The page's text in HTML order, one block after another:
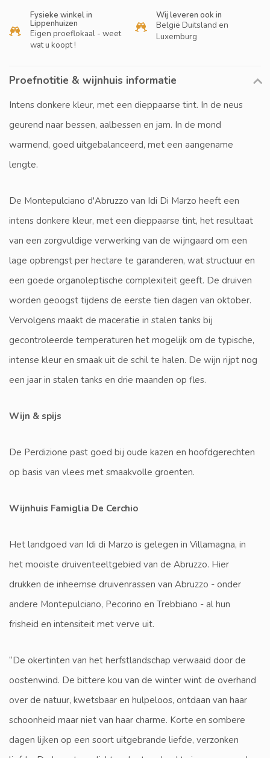
Fysieke winkel in
Lippenhuizen
Eigen proeflokaal - weet
wat u koopt !
Wij leveren ook in
België Duitsland en
Luxemburg
Proefnotitie & wijnhuis informatie
Intens donkere kleur, met een dieppaarse tint. In de neus
geurend naar bessen, aalbessen en jam. In de mond
warmend, goed uitgebalanceerd, met een aangename
lengte.
De Montepulciano d'Abruzzo van Idi Di Marzo heeft een
intens donkere kleur, met een dieppaarse tint, het resultaat
van een zorgvuldige verwerking van de wijngaard om een
lage opbrengst per hectare te garanderen, wat structuur en
een goede organoleptische complexiteit geeft. De druiven
worden geoogst tijdens de eerste tien dagen van oktober.
Vervolgens maakt de maceratie in stalen tanks bij
gecontroleerde temperaturen het mogelijk om de typische,
intense kleur en smaak uit de schil te halen. De wijn rijpt nog
een jaar in stalen tanks en drie maanden op fles.
Wijn & spijs
De Perdizione past goed bij oude kazen en hoofdgerechten
op basis van vlees met smaakvolle groenten.
Wijnhuis Famiglia De Cerchio
Het landgoed van Idi di Marzo is gelegen in Villamagna, in
het mooiste druiventeeltgebied van de Abruzzo. Hier
drukken de inheemse druivenrassen van Abruzzo - onder
andere Montepulciano, Pecorino en Trebbiano - al hun
frisheid en intensiteit met verve uit.
“De okertinten van het herfstlandschap verwaaid door de
oostenwind. De bittere kou van de winter wint de overhand
over de natuur, kwetsbaar en hulpeloos, ontdaan van haar
schoonheid maar niet van haar charme. Korte en sombere
dagen lijken op een soort uitgebrande liefde, verzonken